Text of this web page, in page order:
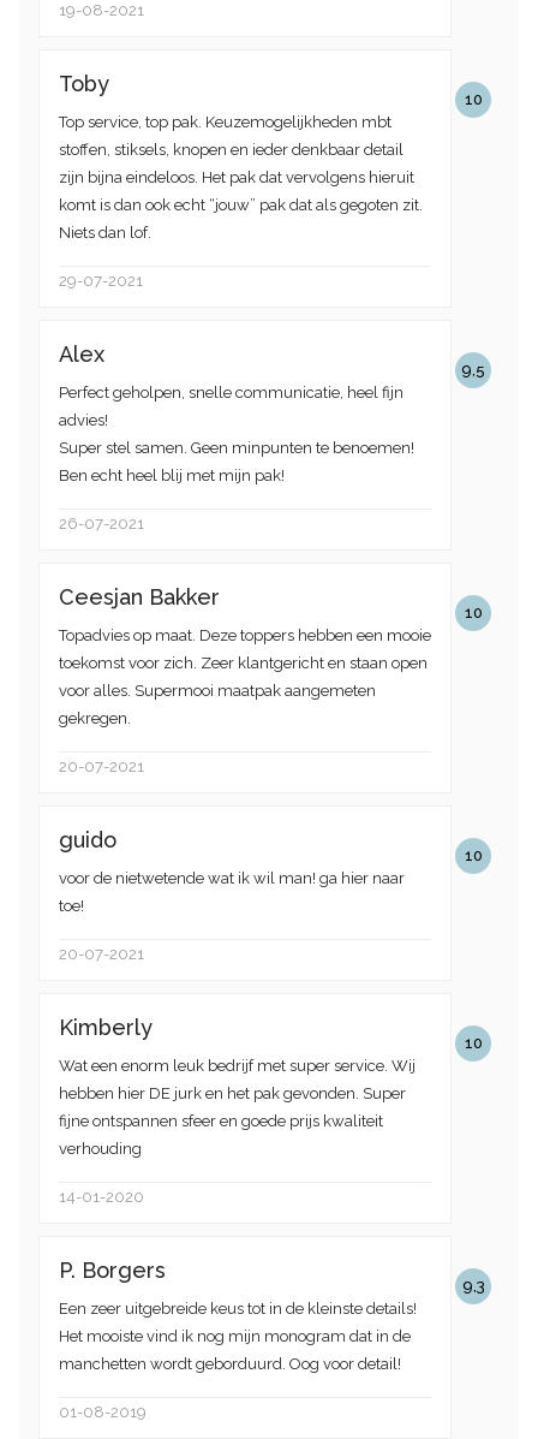
19-08-2021
10
Toby
Top service, top pak. Keuzemogelijkheden mbt
stoffen, stiksels, knopen en ieder denkbaar detail
zijn bijna eindeloos. Het pak dat vervolgens hieruit
komt is dan ook echt “jouw” pak dat als gegoten zit.
Niets dan lof.
29-07-2021
9,5
Alex
Perfect geholpen, snelle communicatie, heel fijn
advies!
Super stel samen. Geen minpunten te benoemen!
Ben echt heel blij met mijn pak!
26-07-2021
10
Ceesjan Bakker
Topadvies op maat. Deze toppers hebben een mooie
toekomst voor zich. Zeer klantgericht en staan open
voor alles. Supermooi maatpak aangemeten
gekregen.
20-07-2021
10
guido
voor de nietwetende wat ik wil man! ga hier naar
toe!
20-07-2021
10
Kimberly
Wat een enorm leuk bedrijf met super service. Wij
hebben hier DE jurk en het pak gevonden. Super
fijne ontspannen sfeer en goede prijs kwaliteit
verhouding
14-01-2020
9,3
P. Borgers
Een zeer uitgebreide keus tot in de kleinste details!
Het mooiste vind ik nog mijn monogram dat in de
manchetten wordt geborduurd. Oog voor detail!
01-08-2019